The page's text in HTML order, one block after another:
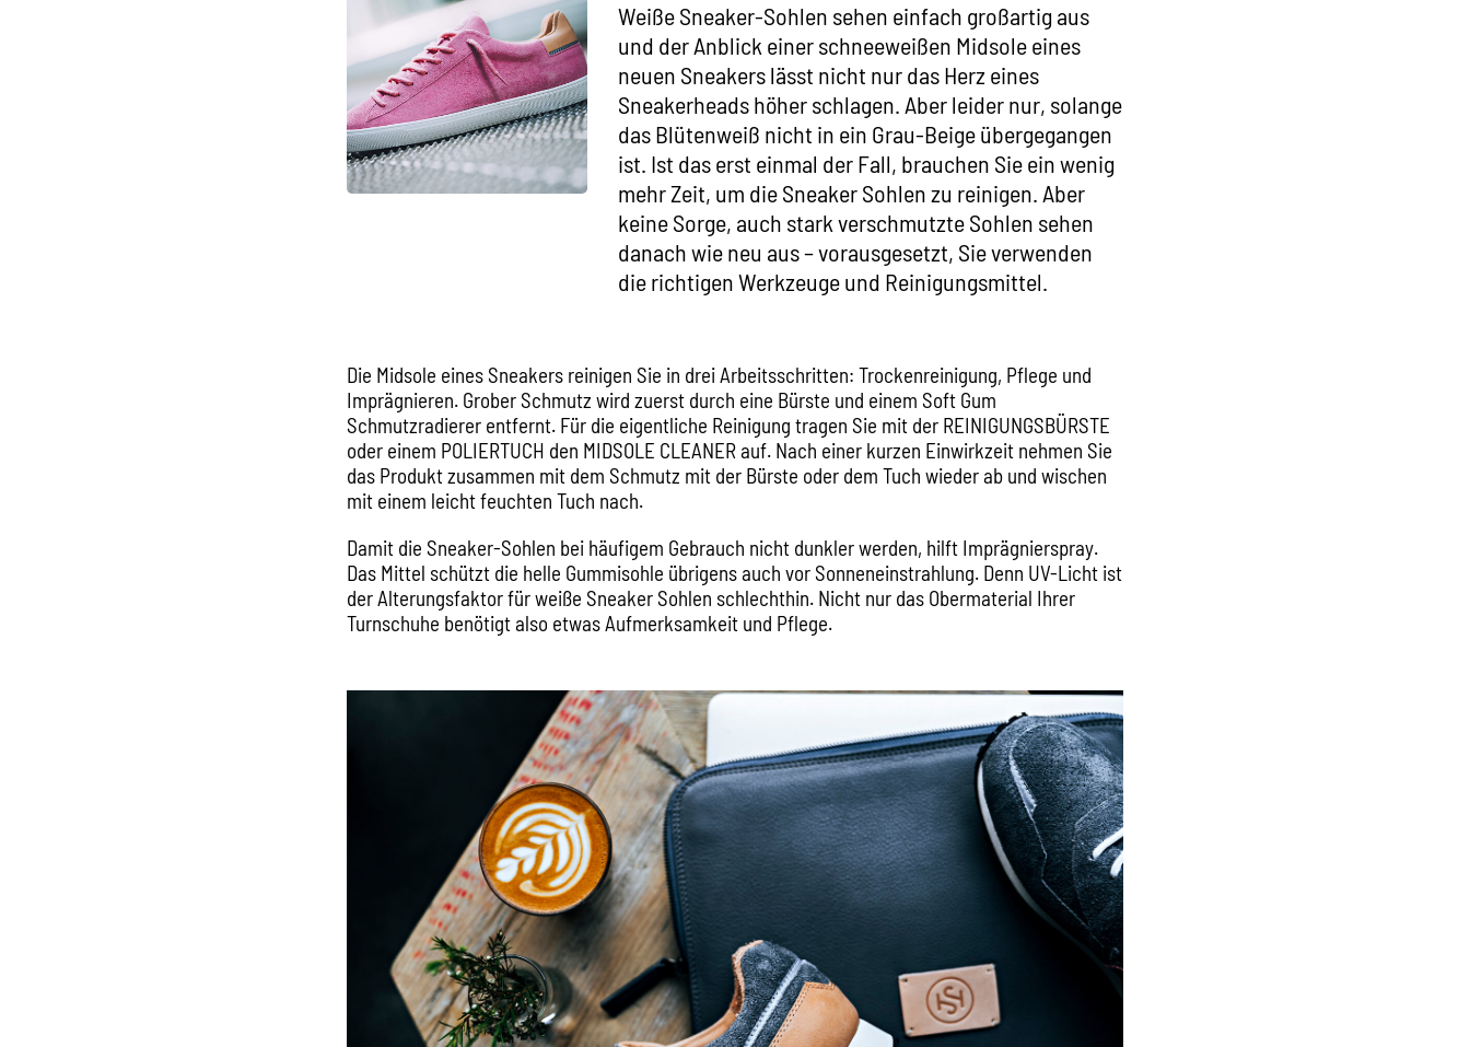
Weiße Sneaker-Sohlen sehen einfach großartig aus
und der Anblick einer schneeweißen Midsole eines
neuen Sneakers lässt nicht nur das Herz eines
Sneakerheads höher schlagen. Aber leider nur, solange
das Blütenweiß nicht in ein Grau-Beige übergegangen
ist. Ist das erst einmal der Fall, brauchen Sie ein wenig
mehr Zeit, um die Sneaker Sohlen zu reinigen. Aber
keine Sorge, auch stark verschmutzte Sohlen sehen
danach wie neu aus – vorausgesetzt, Sie verwenden
die richtigen Werkzeuge und Reinigungsmittel.
Die Midsole eines Sneakers reinigen Sie in drei Arbeitsschritten: Trockenreinigung, Pflege und
Imprägnieren. Grober Schmutz wird zuerst durch eine Bürste und einem Soft Gum
Schmutzradierer entfernt. Für die eigentliche Reinigung tragen Sie mit der REINIGUNGSBÜRSTE
oder einem POLIERTUCH den MIDSOLE CLEANER auf. Nach einer kurzen Einwirkzeit nehmen Sie
das Produkt zusammen mit dem Schmutz mit der Bürste oder dem Tuch wieder ab und wischen
mit einem leicht feuchten Tuch nach.
Damit die Sneaker-Sohlen bei häufigem Gebrauch nicht dunkler werden, hilft Imprägnierspray.
Das Mittel schützt die helle Gummisohle übrigens auch vor Sonneneinstrahlung. Denn UV-Licht ist
der Alterungsfaktor für weiße Sneaker Sohlen schlechthin. Nicht nur das Obermaterial Ihrer
Turnschuhe benötigt also etwas Aufmerksamkeit und Pflege.